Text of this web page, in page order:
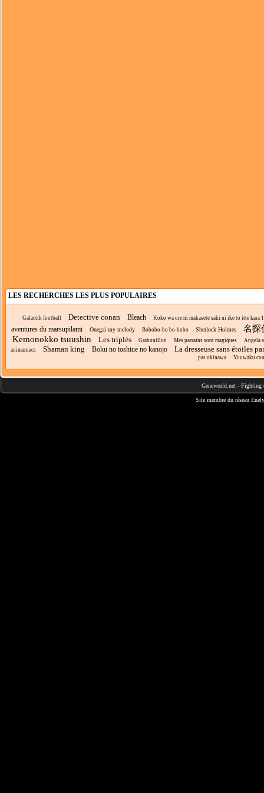
LES RECHERCHES LES PLUS POPULAIRES
Galactik football Detective conan Bleach Koko wa ore ni makasete saki ni ike to itte kara
aventures du marsupilami Onegai my melody Bobobo-bo bo-bobo Sherlock Holmes
名探
Kemonokko tsuushin
Les triplés Grabouillon Mes parrains sont magiques
Angela
animaniacs
Shaman king Boku no toshiue no kanojo La dresseuse sans étoiles
pas okinawa Yuuwaku
Geneworld.net - Fighting
Site membre du réseau